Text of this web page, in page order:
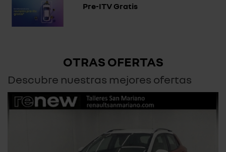
Pre-ITV Gratis
OTRAS OFERTAS
Descubre nuestras mejores ofertas